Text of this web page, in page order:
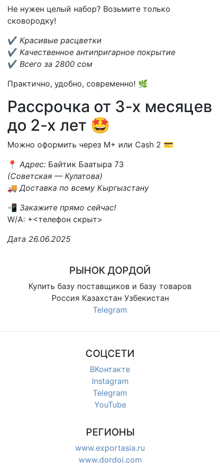
Не нужен целый набор? Возьмите только
сковородку!
✔️ Красивые расцветки
✔️ Качественное антипригарное покрытие
✔️ Всего за 2800 сом
Практично, удобно, современно! 🌿
Рассрочка от 3-х месяцев
до 2-х лет 🤩
Можно оформить через M+ или Cash 2 💳
📍 Адрес: Байтик Баатыра 73
(Советская — Кулатова)
🚚Доставка по всему Кыргызстану
📲 Закажите прямо сейчас!
W/A: +<телефон скрыт>
Дата 26.06.2025
РЫНОК ДОРДОЙ
Купить базу поставщиков и базу товаров
Россия Казахстан Узбекистан
Telegram
СОЦСЕТИ
ВКонтакте
Instagram
Telegram
YouTube
РЕГИОНЫ
www.exportasia.ru
www.dordoi.com